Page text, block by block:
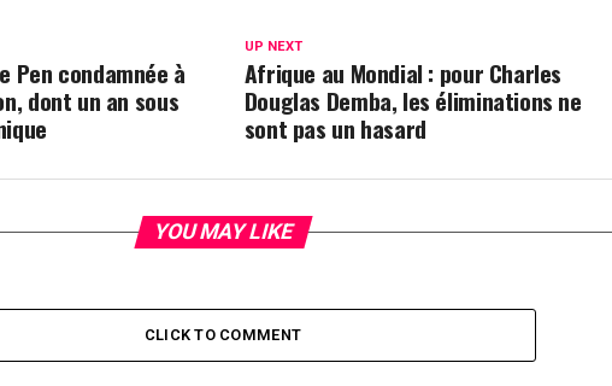
UP NEXT
Afrique au Mondial : pour Charles
Douglas Demba, les éliminations ne
sont pas un hasard
Pen condamnée à
dont un an sous
YOU MAY LIKE
CLICK TO COMMENT